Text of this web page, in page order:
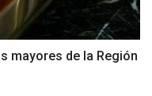
mayores de la Región